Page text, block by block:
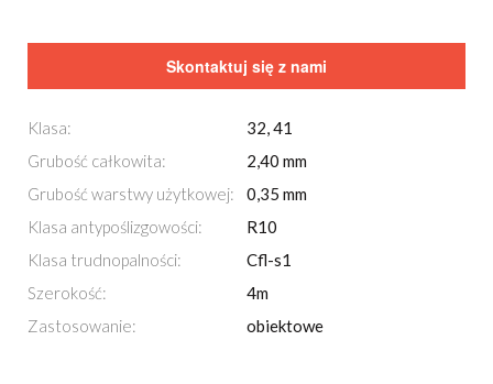
Skontaktuj się z nami
Klasa:
32, 41
Grubość całkowita:
2,40 mm
Grubość warstwy użytkowej:
0,35 mm
Klasa antypoślizgowości:
R10
Klasa trudnopalności:
Cfl-s1
Szerokość:
4m
Zastosowanie:
obiektowe